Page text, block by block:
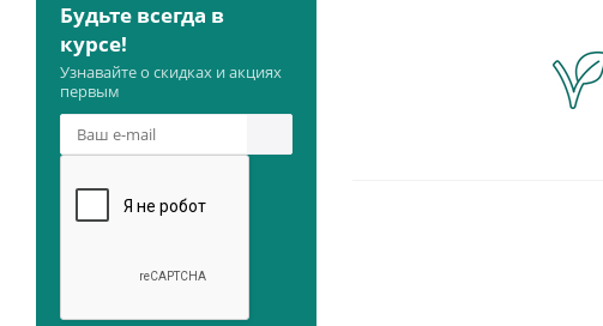
Будьте всегда в
курсе!
Узнавайте о скидках и акциях
первым